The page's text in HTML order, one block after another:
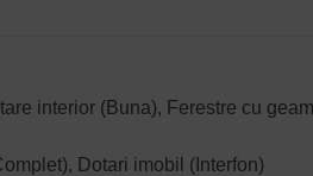
interior (Buna), Ferestre cu
Dotari imobil (Interfon)